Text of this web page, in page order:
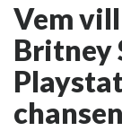
Vem
Britney